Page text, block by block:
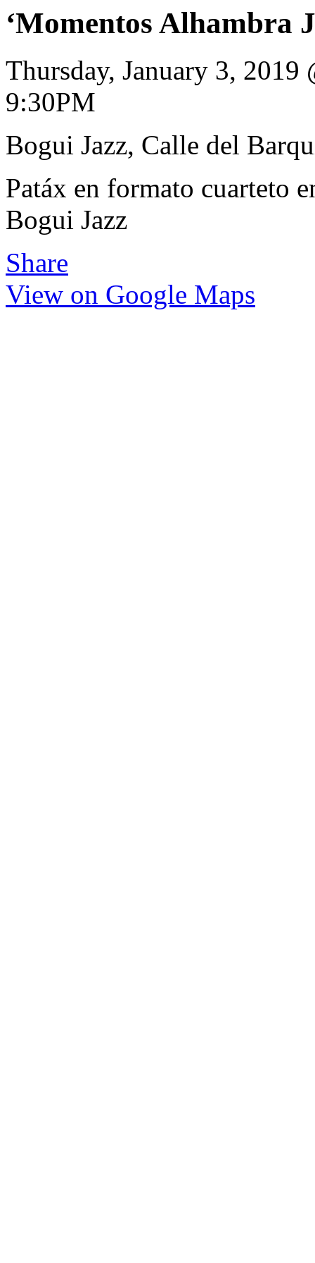
‘Momentos Alhambra
Thursday, January 3, 2019
9:30PM
Bogui Jazz, Calle del
Patáx en formato cuarteto
Bogui Jazz
Share
View on Google Maps